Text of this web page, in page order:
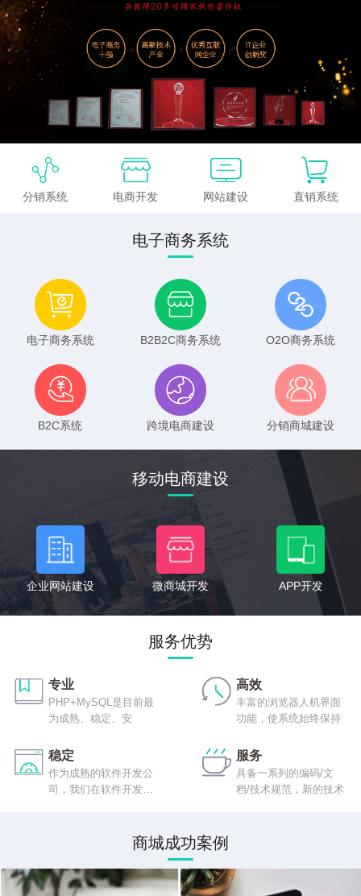
分销系统 电商开发 网站建设 直销系统
电子商务系统
电子商务系统 B2B2C商务系统 O2O商务系统
B2C系统 跨境电商建设 分销商城建设
移动电商建设
企业网站建设 微商城开发 APP开发
服务优势
专业
PHP+MySQL是目前最
为成熟、稳定、安
高效
丰富的浏览器人机界面
功能，使系统始终保持
稳定
作为成熟的软件开发公
司，我们在软件开发程
服务
具备一系列的编码/文
档/技术规范，新的技术
商城成功案例